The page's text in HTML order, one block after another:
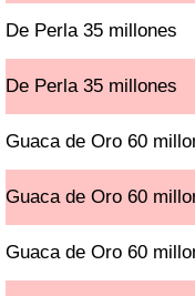
De Perla 35 millones
De Perla 35 millones
Guaca de Oro 60
Guaca de Oro 60
Guaca de Oro 60